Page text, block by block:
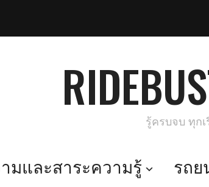
รู้ครบจบ ทุก
มและสาระความรู้ รถ